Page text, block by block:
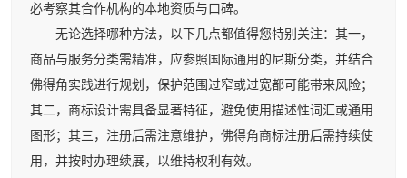
必考察其合作机构的本地资质与口碑。
无论选择哪种方法，以下几点都值得您特别关注：其一，
商品与服务分类需精准，应参照国际通用的尼斯分类，并结合
佛得角实践进行规划，保护范围过窄或过宽都可能带来风险；
其二，商标设计需具备显著特征，避免使用描述性词汇或通用
图形；其三，注册后需注意维护，佛得角商标注册后需持续使
用，并按时办理续展，以维持权利有效。